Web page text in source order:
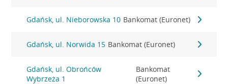
Gdańsk, ul. Nieborowska 10 Bankomat (Euronet)
Gdańsk, ul. Norwida 15 Bankomat (Euronet)
Gdańsk, ul. Obrońców
Wybrzeża 1
Bankomat
(Euronet)